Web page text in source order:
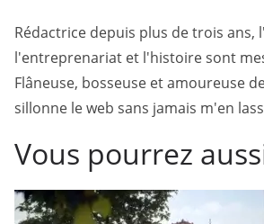
Rédactrice depuis plus de trois ans,
l'entreprenariat et l'histoire sont
Flâneuse, bosseuse et amoureuse
sillonne le web sans jamais m'en
Vous pourrez